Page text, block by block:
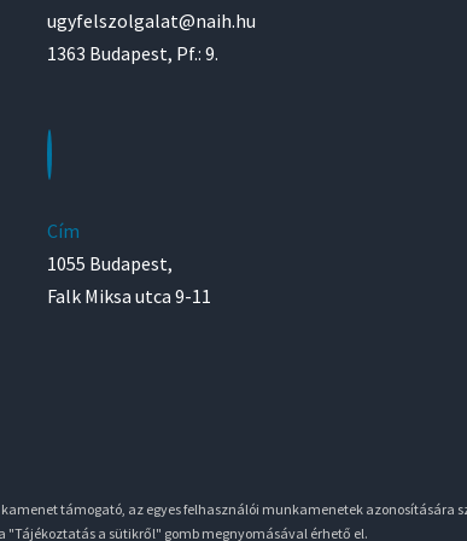
ugyfelszolgalat@naih.hu
1363 Budapest, Pf.: 9.
Cím
1055 Budapest,
Falk Miksa utca 9-11
támogató, az egyes felhasználói munkamenetek azonosítására
a sütikről" gomb megnyomásával érhető el.